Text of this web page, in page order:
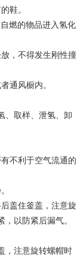
鞋。
燃的物品进入氢化
，不得发生刚性撞
通风橱内。
、取样、泄氢、卸
不利于空气流通的
盖住釜盖，注意旋
以防紧后漏气。
，注意旋转螺帽时